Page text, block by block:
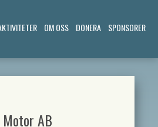
OM OSS DONERA SPONSORER
AB